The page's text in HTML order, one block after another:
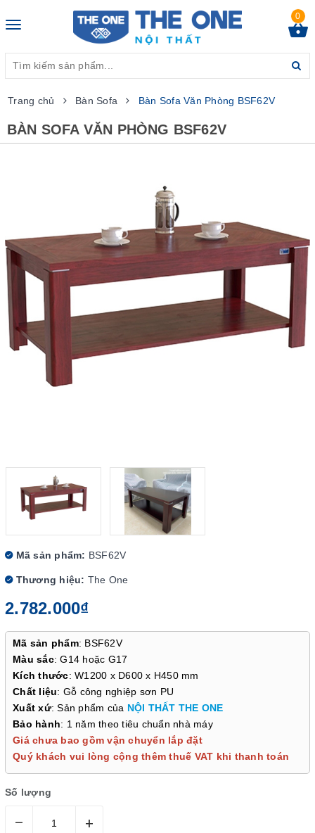
Toggle
0
Trang chủ Bàn Sofa Bàn Sofa Văn Phòng BSF62V
BÀN SOFA VĂN PHÒNG BSF62V
Mã sản phẩm: BSF62V
Thương hiệu: The One
2.782.000₫
Mã sản phẩm: BSF62V
Màu sắc: G14 hoặc G17
Kích thước: W1200 x D600 x H450 mm
Chất liệu: Gỗ công nghiệp sơn PU
Xuất xứ: Sản phẩm của NỘI THẤT THE ONE
Bảo hành: 1 năm theo tiêu chuẩn nhà máy
Giá chưa bao gồm vận chuyển lắp đặt
Quý khách vui lòng cộng thêm thuế VAT khi thanh toán
Số lượng
– +